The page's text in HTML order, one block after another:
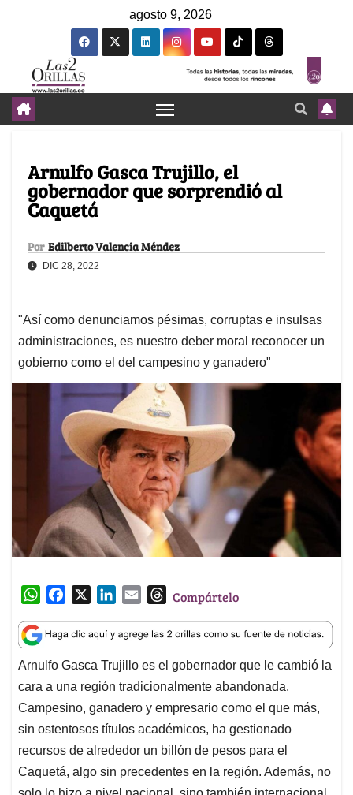
agosto 9, 2026
Arnulfo Gasca Trujillo, el
gobernador que sorprendió al
Caquetá
Por Edilberto Valencia Méndez
DIC 28, 2022
"Así como denunciamos pésimas, corruptas e insulsas
administraciones, es nuestro deber moral reconocer un
gobierno como el del campesino y ganadero"
W
a
t
s
A
p
p
c
e
b
o
o
k
n
k
e
d
I
n
a
i
l
T
r
e
a
d
s
Compártelo
Arnulfo Gasca Trujillo es el gobernador que le cambió la
cara a una región tradicionalmente abandonada.
Campesino, ganadero y empresario como el que más,
sin ostentosos títulos académicos, ha gestionado
recursos de alrededor un billón de pesos para el
Caquetá, algo sin precedentes en la región. Además, no